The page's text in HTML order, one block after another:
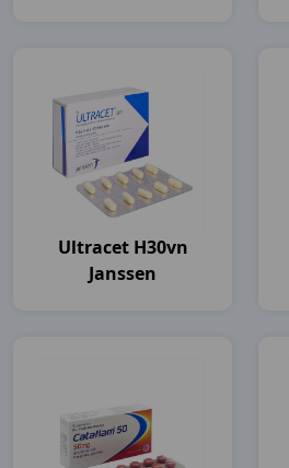
Ultracet H30vn
Janssen